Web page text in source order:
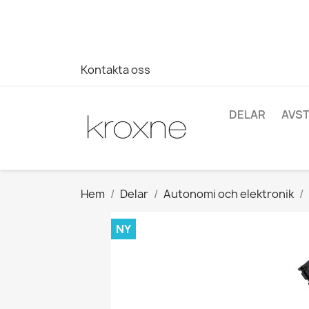
Kontakta oss
DELAR
Hem Delar Autonomi och elektronik
NY